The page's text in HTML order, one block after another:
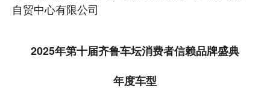
自贸中心有限公司
2025年第十届齐鲁车坛消费者信赖品牌盛典
年度车型